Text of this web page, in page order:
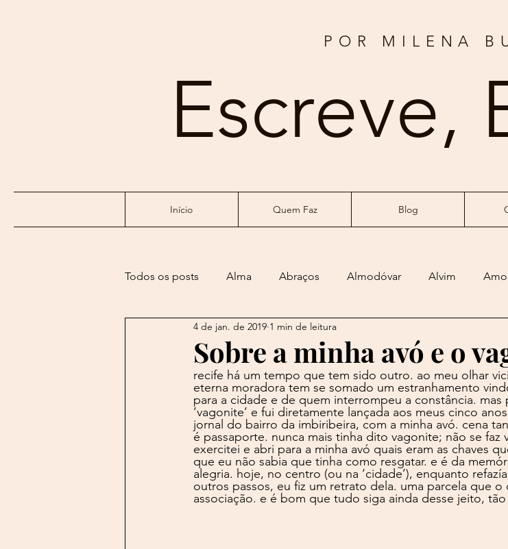
POR MILENA
Escreve,
Início Quem Faz Blog
Todos os posts Alma Abraços Almodóvar Alvim
Álvares de Azevedo Bertolucci
Blogs do Além Borges Bon Jovi Brad Pitt Brasília
Caliban Camões Carla Bruni
Sobre a minha avó e o
4 de jan. de 2019 1 min de leitura
recife há um tempo que tem sido outro. ao meu olhar
eterna moradora tem se somado um estranhamento
para a cidade e de quem interrompeu a constância. mas
‘vagonite’ e fui diretamente lançada aos meus cinco
jornal do bairro da imbiribeira, com a minha avó. cena
é passaporte. nunca mais tinha dito vagonite; não se faz
exercitei e abri para a minha avó quais eram as chaves
que eu não sabia que tinha como resgatar. e é da
alegria. hoje, no centro (ou na ‘cidade’), enquanto
outros passos, eu fiz um retrato dela. uma parcela que o
associação. e é bom que tudo siga ainda desse jeito,